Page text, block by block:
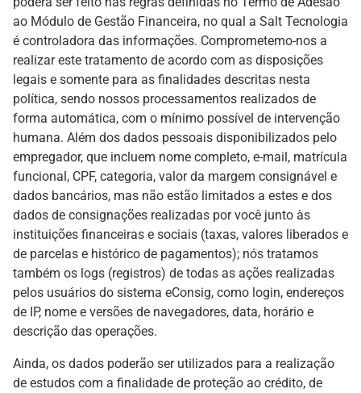
ao Módulo de Gestão Financeira, no qual a Salt Tecnologia
é controladora das informações. Comprometemo-nos a
realizar este tratamento de acordo com as disposições
legais e somente para as finalidades descritas nesta
política, sendo nossos processamentos realizados de
forma automática, com o mínimo possível de intervenção
humana. Além dos dados pessoais disponibilizados pelo
empregador, que incluem nome completo, e-mail, matrícula
funcional, CPF, categoria, valor da margem consignável e
dados bancários, mas não estão limitados a estes e dos
dados de consignações realizadas por você junto às
instituições financeiras e sociais (taxas, valores liberados e
de parcelas e histórico de pagamentos); nós tratamos
também os logs (registros) de todas as ações realizadas
pelos usuários do sistema eConsig, como login, endereços
de IP, nome e versões de navegadores, data, horário e
descrição das operações.
Ainda, os dados poderão ser utilizados para a realização
de estudos com a finalidade de proteção ao crédito, de